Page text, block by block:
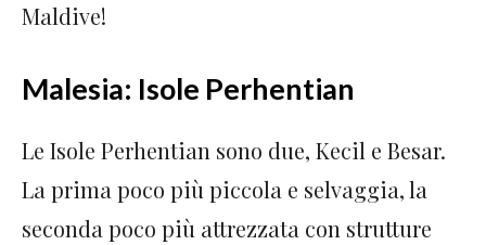
Maldive!
Malesia: Isole Perhentian
Le Isole Perhentian sono due, Kecil e Besar.
La prima poco più piccola e selvaggia, la
seconda poco più attrezzata con strutture